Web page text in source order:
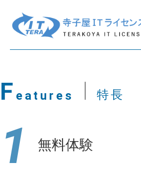
F eatures 特長
1 無料体験